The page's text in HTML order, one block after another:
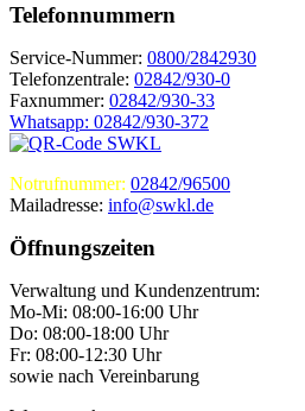
Telefonnummern
Service-Nummer: 0800/2842930
Telefonzentrale: 02842/930-0
Faxnummer: 02842/930-33
Whatsapp: 02842/930-372
Notrufnummer: 02842/96500
Mailadresse: info@swkl.de
Öffnungszeiten
Verwaltung und Kundenzentrum:
Mo-Mi: 08:00-16:00 Uhr
Do: 08:00-18:00 Uhr
Fr: 08:00-12:30 Uhr
sowie nach Vereinbarung